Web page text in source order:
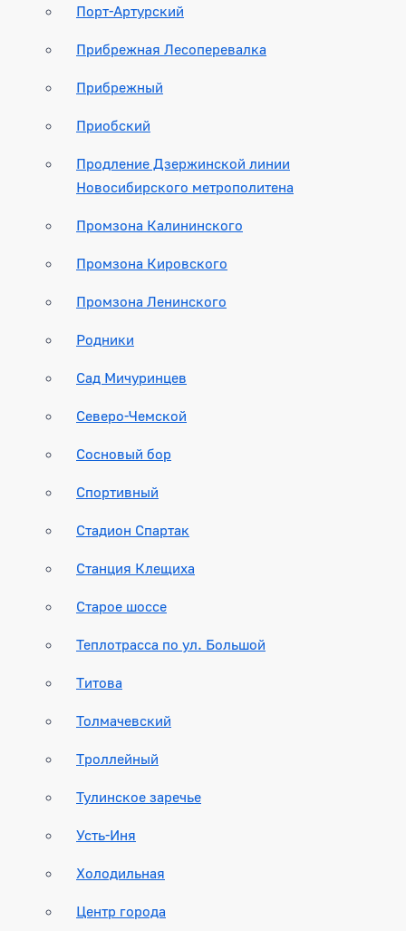
Порт-Артурский
Прибрежная Лесоперевалка
Прибрежный
Приобский
Продление Дзержинской линии
Новосибирского метрополитена
Промзона Калининского
Промзона Кировского
Промзона Ленинского
Родники
Сад Мичуринцев
Северо-Чемской
Сосновый бор
Спортивный
Стадион Спартак
Станция Клещиха
Старое шоссе
Теплотрасса по ул. Большой
Титова
Толмачевский
Троллейный
Тулинское заречье
Усть-Иня
Холодильная
Центр города